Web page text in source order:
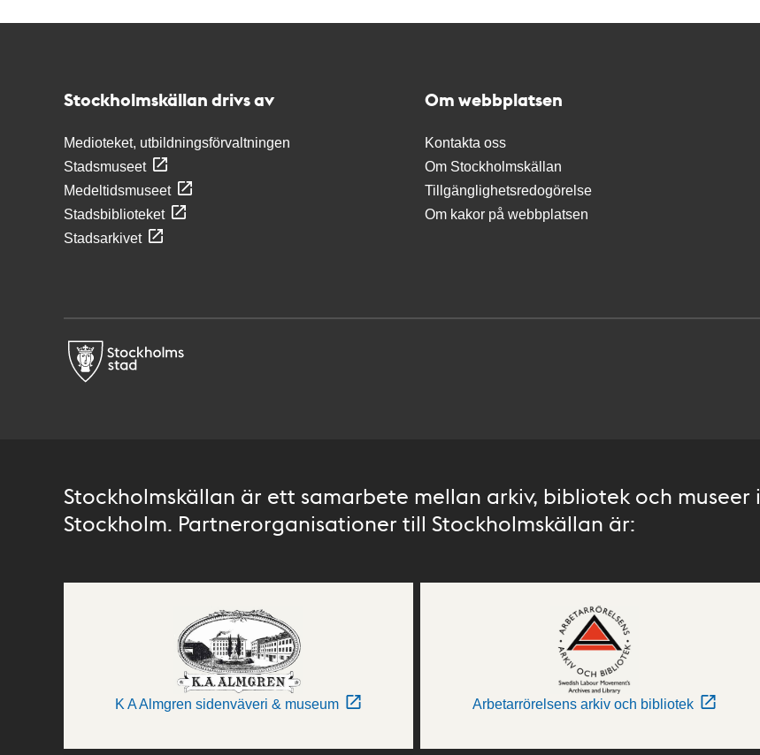
Stockholmskällan drivs av
Medioteket, utbildningsförvaltningen
Stadsmuseet
Medeltidsmuseet
Stadsbiblioteket
Stadsarkivet
Om webbplatsen
Kontakta oss
Om Stockholmskällan
Tillgänglighetsredogörelse
Om kakor på webbplatsen
Stockholmskällan är ett samarbete mellan arkiv, bibliotek och museer i
Stockholm. Partnerorganisationer till Stockholmskällan är:
K A Almgren sidenväveri & museum Arbetarrörelsens arkiv och bibliotek